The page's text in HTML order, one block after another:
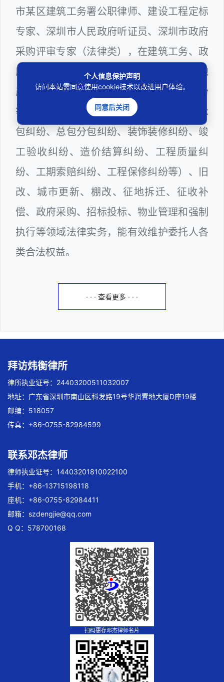
市某区建筑工务署公职律师、建设工程定标
专家、深圳市人民政府听证员、深圳市政府
采购评审专家（法律类），在建筑工务、政
府采购等城建部门工作多年，颇为熟悉房地
产（商品房预售纠纷、二手房买卖纠纷
等）、建设工程（勘察设计纠纷、工程发承
包纠纷、总包分包纠纷、装饰装修纠纷、竣
工验收纠纷、造价结算纠纷、工程质量纠
纷、工期索赔纠纷、工程保修纠纷等）、旧
改、城市更新、棚改、征地拆迁、征收补
偿、政府采购、招标投标、物业管理和强制
执行等领域法律实务，能有效维护委托人各
类合法权益。
· · · 查看更多 · · ·
拜访炜衡律所
律所执业证号：24403200511032007
地址：广东省深圳市南山区科发路19号华润置地大厦D座19楼
邮编：518057
传真：+86-0755-82984599
联系邓杰律师
律师执业证号：14403201810022100
手机：+86-13715198118
座机：+86-0755-82984411
邮箱： szdengjie@qq.com
Q Q：578700168
扫码惠存邓杰律师名片
个人信息保护声明
访问本站需同意使用cookie技术以改进用户体验。
同意后关闭